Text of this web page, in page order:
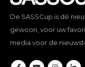
De SASSCup is dé
gewoon, voor uw
media voor de